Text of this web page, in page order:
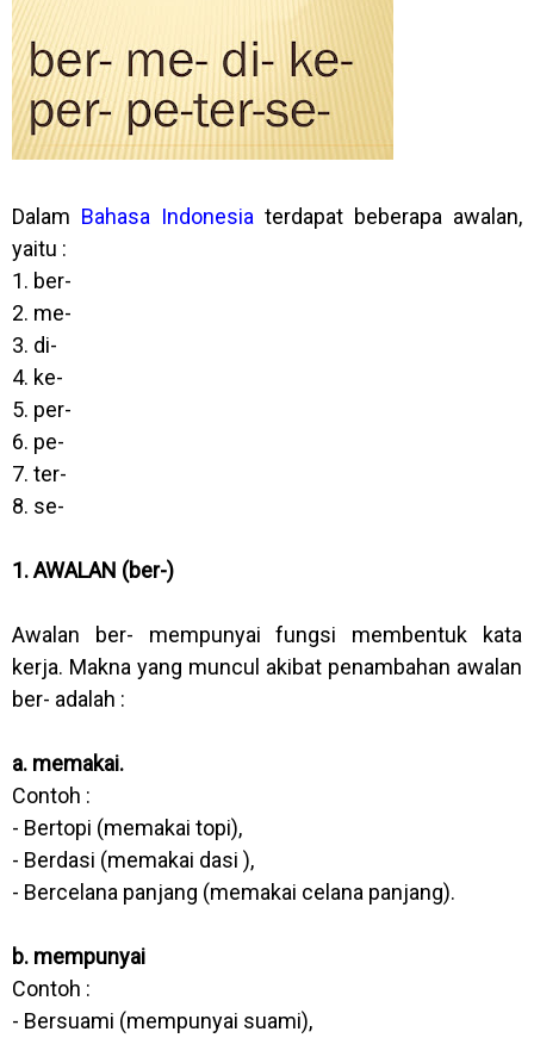
Dalam Bahasa Indonesia terdapat beberapa awalan,
yaitu :
1. ber-
2. me-
3. di-
4. ke-
5. per-
6. pe-
7. ter-
8. se-
1. AWALAN (ber-)
Awalan ber- mempunyai fungsi membentuk kata
kerja. Makna yang muncul akibat penambahan awalan
ber- adalah :
a. memakai.
Contoh :
- Bertopi (memakai topi),
- Berdasi (memakai dasi ),
- Bercelana panjang (memakai celana panjang).
b. mempunyai
Contoh :
- Bersuami (mempunyai suami),